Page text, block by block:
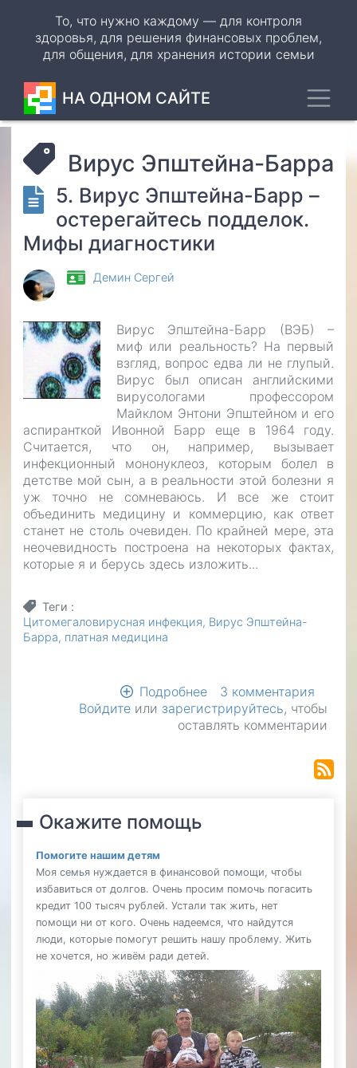
основному
содержанию
То, что нужно каждому — для контроля
здоровья, для решения финансовых проблем,
для общения, для хранения истории семьи
НА ОДНОМ САЙТЕ
Вирус Эпштейна-Барра
5. Вирус Эпштейна-Барр –
остерегайтесь подделок.
Мифы диагностики
Демин Сергей
Вирус Эпштейна-Барр (ВЭБ) –
миф или реальность? На первый
взгляд, вопрос едва ли не глупый.
Вирус был описан английскими
вирусологами профессором
Майклом Энтони Эпштейном и его
аспиранткой Ивонной Барр еще в 1964 году.
Считается, что он, например, вызывает
инфекционный мононуклеоз, которым болел в
детстве мой сын, а в реальности этой болезни я
уж точно не сомневаюсь. И все же стоит
объединить медицину и коммерцию, как ответ
станет не столь очевиден. По крайней мере, эта
неочевидность построена на некоторых фактах,
которые я и берусь здесь изложить...
Теги
Цитомегаловирусная инфекция Вирус Эпштейна-
Барра платная медицина
Подробнее
5.
Вирус
3 комментария
Войдите или зарегистрируйтесь, чтобы
оставлять комментарии
Окажите помощь
Помогите нашим детям
Моя семья нуждается в финансовой помощи, чтобы
избавиться от долгов. Очень просим помочь погасить
кредит 100 тысяч рублей. Устали так жить, нет
помощи ни от кого. Очень надеемся, что найдутся
люди, которые помогут решить нашу проблему. Жить
не хочется, но живём ради детей.